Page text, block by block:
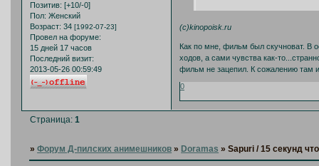
Позитив: [+10/-0]
Пол: Женский
Возраст: 34 [1992-07-23]
Провел на форуме:
15 дней 17 часов
Последний визит:
2013-05-26 00:59:49
(c)kinopoisk.ru
Как по мне, фильм был скучноват. В
ходов, а сами чувства как-
фильм не зацепил. К сожалению там
0
Страница:1
»Форум Д-пилских анимешников » Doramas »Sapuri / 15 секунд